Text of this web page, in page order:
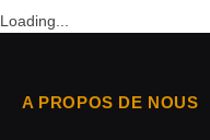
Loading...
A PROPOS DE NOUS